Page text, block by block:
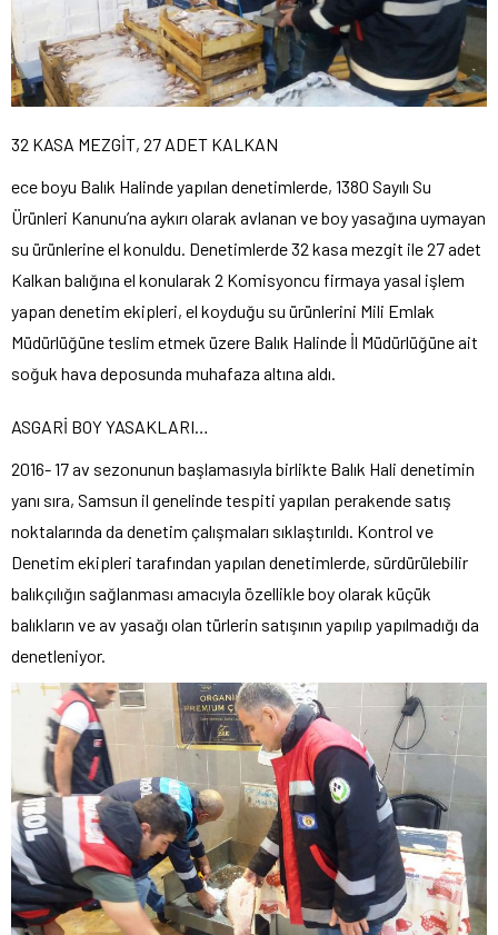
32 KASA MEZGİT, 27 ADET KALKAN
ece boyu Balık Halinde yapılan denetimlerde, 1380 Sayılı Su
Ürünleri Kanunu’na aykırı olarak avlanan ve boy yasağına uymayan
su ürünlerine el konuldu. Denetimlerde 32 kasa mezgit ile 27 adet
Kalkan balığına el konularak 2 Komisyoncu firmaya yasal işlem
yapan denetim ekipleri, el koyduğu su ürünlerini Mili Emlak
Müdürlüğüne teslim etmek üzere Balık Halinde İl Müdürlüğüne ait
soğuk hava deposunda muhafaza altına aldı.
ASGARİ BOY YASAKLARI…
2016- 17 av sezonunun başlamasıyla birlikte Balık Hali denetimin
yanı sıra, Samsun il genelinde tespiti yapılan perakende satış
noktalarında da denetim çalışmaları sıklaştırıldı. Kontrol ve
Denetim ekipleri tarafından yapılan denetimlerde, sürdürülebilir
balıkçılığın sağlanması amacıyla özellikle boy olarak küçük
balıkların ve av yasağı olan türlerin satışının yapılıp yapılmadığı da
denetleniyor.